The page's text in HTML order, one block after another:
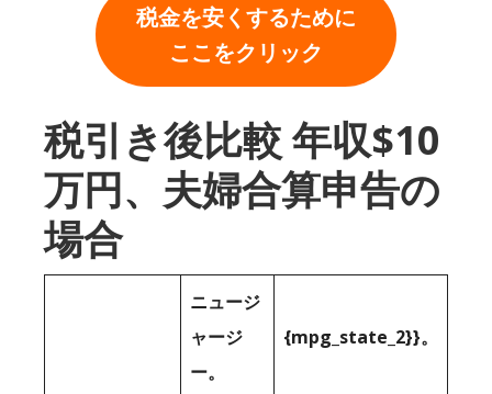
税金を安くするために
ここをクリック
税引き後比較 年収$10
万円、夫婦合算申告の
場合
ニュージ
ャージ
ー。
{mpg_state_2}}。